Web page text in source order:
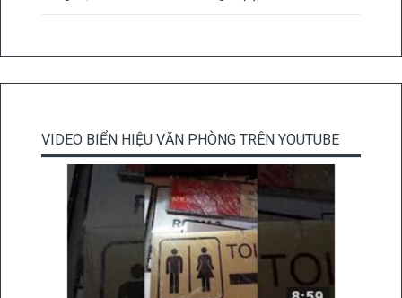
VIDEO BIỂN HIỆU VĂN PHÒNG TRÊN YOUTUBE